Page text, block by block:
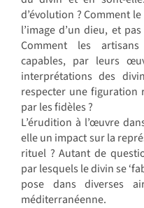
d’évolution ? Comment
l’image d’un dieu, et
Comment les
capables, par leurs
interprétations des
respecter une figuration
par les fidèles ?
L’érudition à l’œuvre
elle un impact sur la
rituel ? Autant de
par lesquels le divin se
pose dans diverses
méditerranéenne.